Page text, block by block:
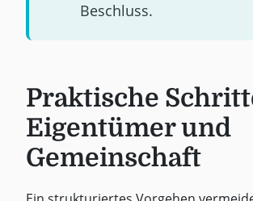
Beschluss.
Praktische
Eigentümer und
Gemeinschaft